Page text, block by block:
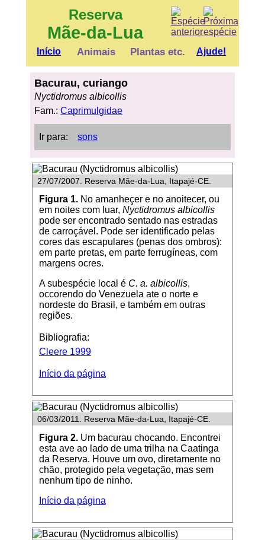
Reserva
Mãe-da-Lua
Início Animais Plantas etc. Ajude!
Bacurau, curiango
Nyctidromus albicollis
Fam.:Caprimulgidae
Ir para:sons
27/07/2007. Reserva Mãe-da-Lua, Itapajé-CE.
Figura 1.No amanheçer e no anoitecer, ou
em noites com luar, Nyctidromus albicollis
pode ser encontrado sentado nas estradas
de carroçável. Pode ser identificado pelas
cores das escapulares (penas dos ombros):
em parte pretas, em parte ferrugíneas, com
margens ocres.
A subespécie local é C. a. albicollis,
occorendo do Venezuela ate o norte e
nordeste do Brasil, e também em outras
regiões.
Bibliografia:
Cleere 1999
Início da página
06/03/2011. Reserva Mãe-da-Lua, Itapajé-CE.
Figura 2.Um bacurau chocando. Encontrei
esta ave ao lado de uma trilha na Caatinga
da Reserva. Houve um ovo, diretamente no
chão, protegido pela vegetação, mas sem
nenhum tipo de ninho.
Início da página